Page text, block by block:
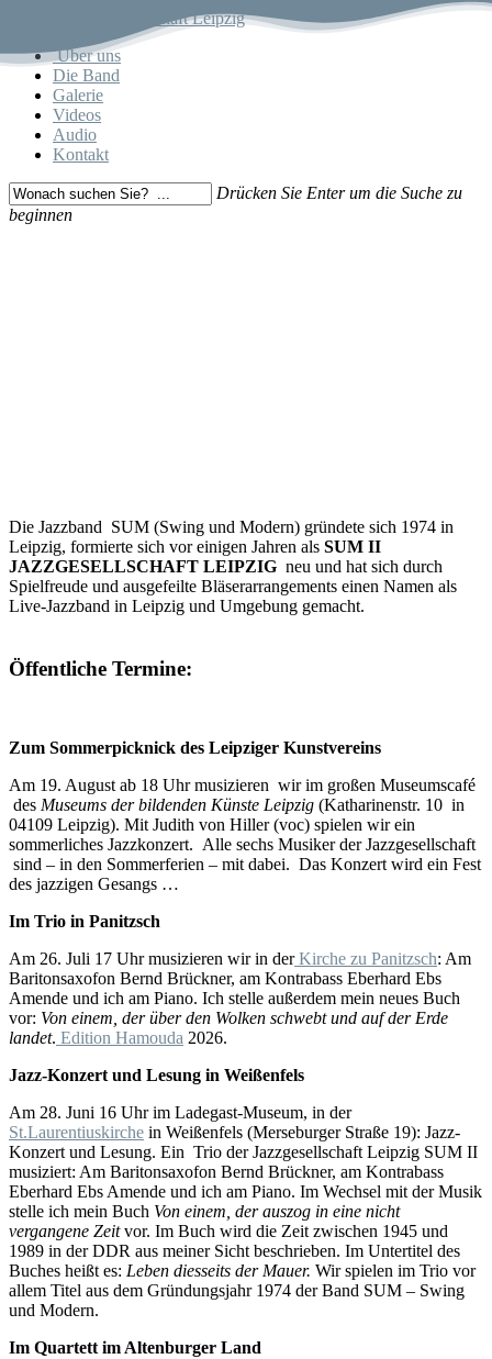
main
content
Menu Über uns
Die Band
Galerie
Videos
Audio
Kontakt
Drücken Sie Enter um die Suche zu
beginnen
Die Jazzband SUM (Swing und Modern) gründete sich 1974 in
Leipzig, formierte sich vor einigen Jahren als SUM II
JAZZGESELLSCHAFT LEIPZIG neu und hat sich durch
Spielfreude und ausgefeilte Bläserarrangements einen Namen als
Live-Jazzband in Leipzig und Umgebung gemacht.
Öffentliche Termine:
Zum Sommerpicknick des Leipziger Kunstvereins
Am 19. August ab 18 Uhr musizieren wir im großen Museumscafé
des Museums der bildenden Künste Leipzig (Katharinenstr. 10 in
04109 Leipzig). Mit Judith von Hiller (voc) spielen wir ein
sommerliches Jazzkonzert. Alle sechs Musiker der Jazzgesellschaft
sind – in den Sommerferien – mit dabei. Das Konzert wird ein Fest
des jazzigen Gesangs …
Im Trio in Panitzsch
Am 26. Juli 17 Uhr musizieren wir in derKirche zu Panitzsch: Am
Baritonsaxofon Bernd Brückner, am Kontrabass Eberhard Ebs
Amende und ich am Piano. Ich stelle außerdem mein neues Buch
vor: Von einem, der über den Wolken schwebt und auf der Erde
landet. Edition Hamouda 2026.
Jazz-Konzert und Lesung in Weißenfels
Am 28. Juni 16 Uhr im Ladegast-Museum, in der
St.Laurentiuskirche in Weißenfels (Merseburger Straße 19): Jazz-
Konzert und Lesung. Ein Trio der Jazzgesellschaft Leipzig SUM II
musiziert: Am Baritonsaxofon Bernd Brückner, am Kontrabass
Eberhard Ebs Amende und ich am Piano. Im Wechsel mit der Musik
stelle ich mein Buch Von einem, der auszog in eine nicht
vergangene Zeitvor. Im Buch wird die Zeit zwischen 1945 und
1989 in der DDR aus meiner Sicht beschrieben. Im Untertitel des
Buches heißt es: Leben diesseits der Mauer. Wir spielen im Trio vor
allem Titel aus dem Gründungsjahr 1974 der Band SUM – Swing
und Modern.
Im Quartett im Altenburger Land